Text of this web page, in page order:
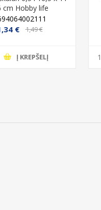
cm Hobby life
€ 1,49 €
Į KREPŠELĮ